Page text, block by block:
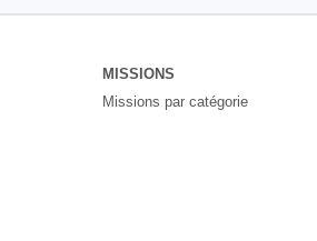
MISSIONS
Missions par catégorie